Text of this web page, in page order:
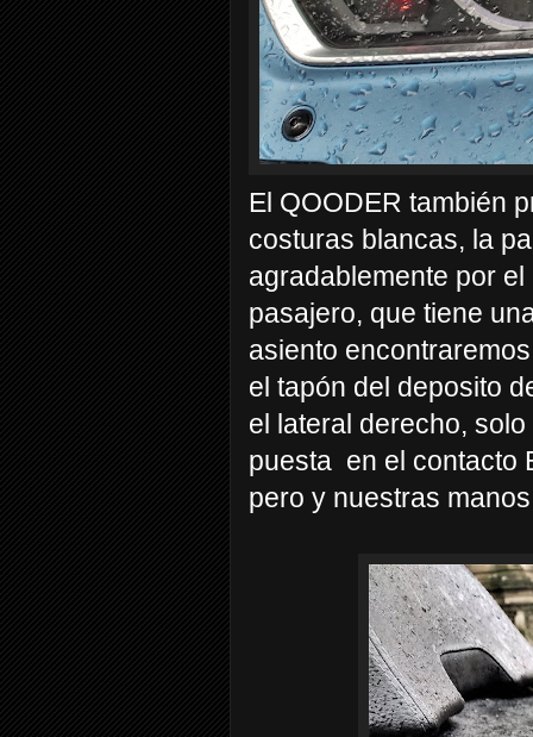
El QOODER también
costuras blancas, la
agradablemente por
pasajero, que tiene
asiento
el tapón del deposito
el lateral derecho,
puesta en el contacto
pero y nuestras